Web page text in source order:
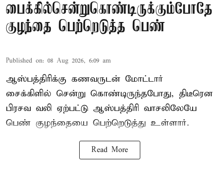
பைக்கில்சென்றுகொண்டிருக்கும்போதே
குழந்தை பெற்றெடுத்த பெண்
Published on: 08 Aug 2026, 6:09 am
ஆஸ்பத்திரிக்கு கணவருடன் மோட்டார்
சைக்கிளில் சென்று கொண்டிருந்தபோது, திடீரென
பிரசவ வலி ஏற்பட்டு ஆஸ்பத்திரி வாசலிலேயே
பெண் குழந்தையை பெற்றெடுத்து உள்ளார்.
Read More